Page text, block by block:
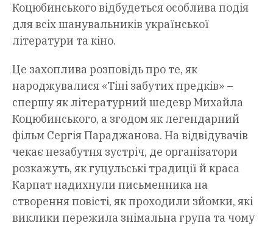
Коцюбинського відбудеться особлива подія
для всіх шанувальників української
літератури та кіно.
Це захоплива розповідь про те, як
народжувалися «Тіні забутих предків» –
спершу як літературний шедевр Михайла
Коцюбинського, а згодом як легендарний
фільм Сергія Параджанова. На відвідувачів
чекає незабутня зустріч, де організатори
розкажуть, як гуцульські традиції й краса
Карпат надихнули письменника на
створення повісті, як проходили зйомки, які
виклики пережила знімальна група та чому